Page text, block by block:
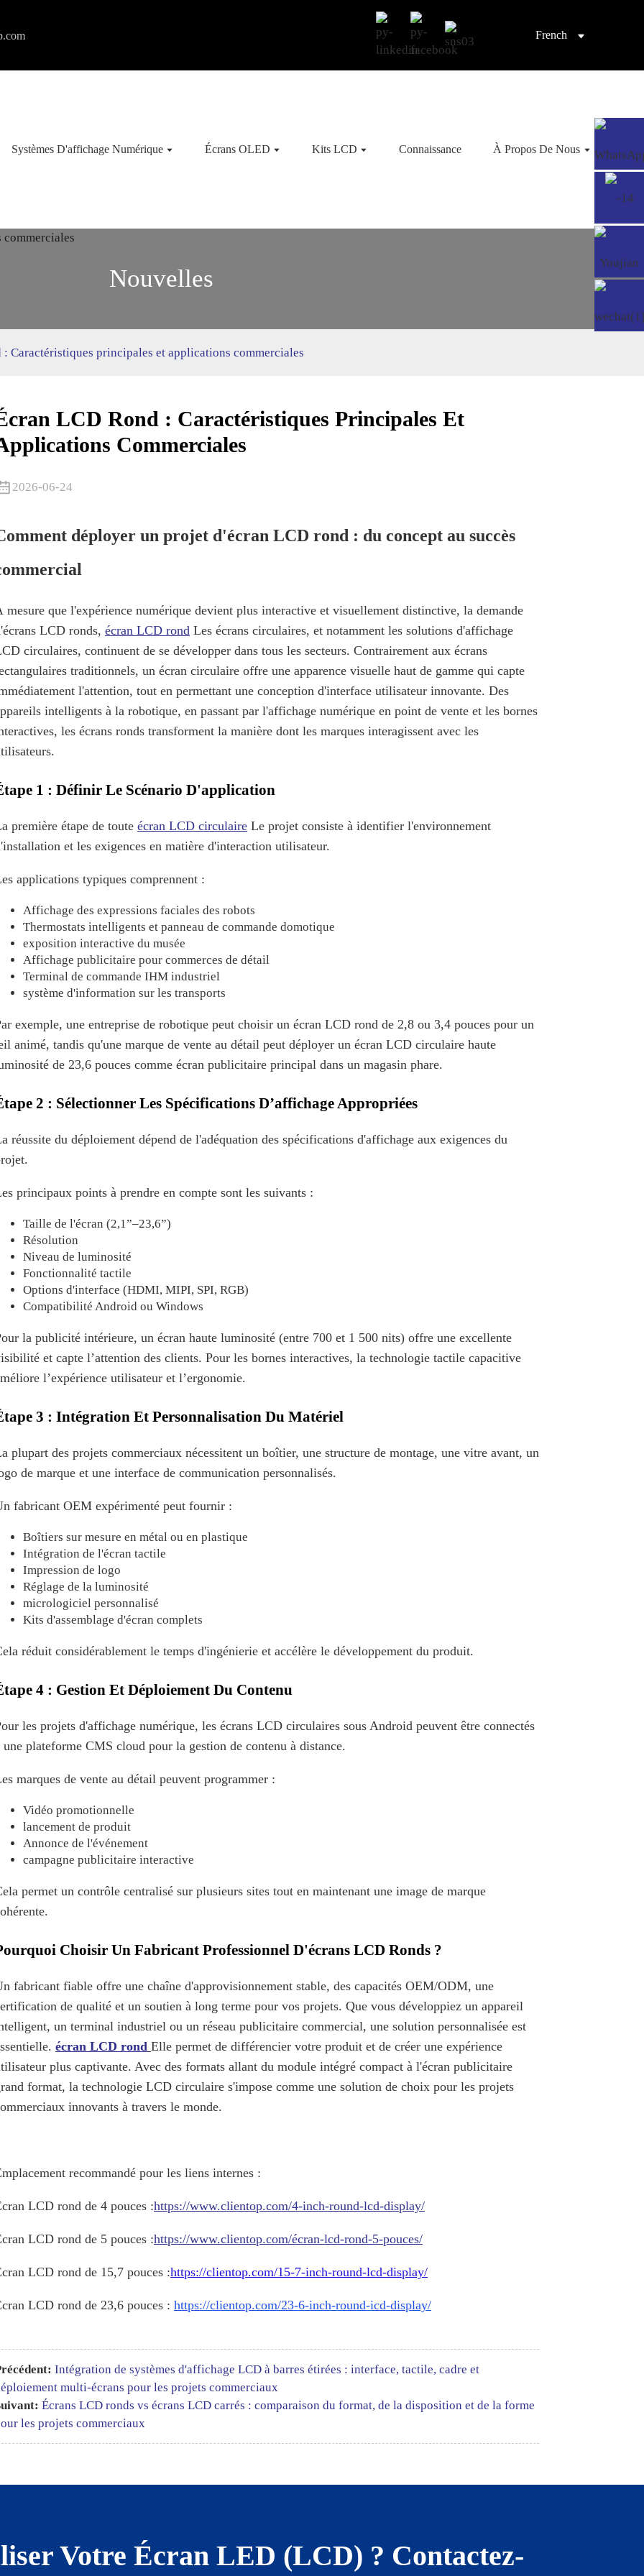
French
Systèmes D'affichage Numérique Écrans OLED Kits LCD Connaissance À Propos De Nous
Nouvelles
: Caractéristiques principales et applications commerciales
LCD Rond : Caractéristiques Principales Et
Commerciales
2026-06-24
déployer un projet d'écran LCD rond : du concept au succès
mesure que l'expérience numérique devient plus interactive et visuellement distinctive, la demande
LCD ronds, écran LCD rond Les écrans circulaires, et notamment les solutions d'affichage
circulaires, continuent de se développer dans tous les secteurs. Contrairement aux écrans
traditionnels, un écran circulaire offre une apparence visuelle haut de gamme qui capte
l'attention, tout en permettant une conception d'interface utilisateur innovante. Des
intelligents à la robotique, en passant par l'affichage numérique en point de vente et les bornes
les écrans ronds transforment la manière dont les marques interagissent avec les
1 : Définir Le Scénario D'application
première étape de toute écran LCD circulaire Le projet consiste à identifier l'environnement
et les exigences en matière d'interaction utilisateur.
applications typiques comprennent :
Affichage des expressions faciales des robots
Thermostats intelligents et panneau de commande domotique
exposition interactive du musée
Affichage publicitaire pour commerces de détail
Terminal de commande IHM industriel
système d'information sur les transports
exemple, une entreprise de robotique peut choisir un écran LCD rond de 2,8 ou 3,4 pouces pour un
animé, tandis qu'une marque de vente au détail peut déployer un écran LCD circulaire haute
de 23,6 pouces comme écran publicitaire principal dans un magasin phare.
2 : Sélectionner Les Spécifications D’affichage Appropriées
réussite du déploiement dépend de l'adéquation des spécifications d'affichage aux exigences du
principaux points à prendre en compte sont les suivants :
Taille de l'écran (2,1”–23,6”)
Résolution
Niveau de luminosité
Fonctionnalité tactile
Options d'interface (HDMI, MIPI, SPI, RGB)
Compatibilité Android ou Windows
la publicité intérieure, un écran haute luminosité (entre 700 et 1 500 nits) offre une excellente
et capte l’attention des clients. Pour les bornes interactives, la technologie tactile capacitive
l’expérience utilisateur et l’ergonomie.
3 : Intégration Et Personnalisation Du Matériel
plupart des projets commerciaux nécessitent un boîtier, une structure de montage, une vitre avant, un
de marque et une interface de communication personnalisés.
fabricant OEM expérimenté peut fournir :
Boîtiers sur mesure en métal ou en plastique
Intégration de l'écran tactile
Impression de logo
Réglage de la luminosité
micrologiciel personnalisé
Kits d'assemblage d'écran complets
réduit considérablement le temps d'ingénierie et accélère le développement du produit.
4 : Gestion Et Déploiement Du Contenu
les projets d'affichage numérique, les écrans LCD circulaires sous Android peuvent être connectés
une plateforme CMS cloud pour la gestion de contenu à distance.
marques de vente au détail peuvent programmer :
Vidéo promotionnelle
lancement de produit
Annonce de l'événement
campagne publicitaire interactive
permet un contrôle centralisé sur plusieurs sites tout en maintenant une image de marque
Choisir Un Fabricant Professionnel D'écrans LCD Ronds ?
fabricant fiable offre une chaîne d'approvisionnement stable, des capacités OEM/ODM, une
de qualité et un soutien à long terme pour vos projets. Que vous développiez un appareil
un terminal industriel ou un réseau publicitaire commercial, une solution personnalisée est
écran LCD rond Elle permet de différencier votre produit et de créer une expérience
plus captivante. Avec des formats allant du module intégré compact à l'écran publicitaire
format, la technologie LCD circulaire s'impose comme une solution de choix pour les projets
innovants à travers le monde.
recommandé pour les liens internes :
LCD rond de 4 pouces :https://www.clientop.com/4-inch-round-lcd-display/
LCD rond de 5 pouces :https://www.clientop.com/écran-lcd-rond-5-pouces/
LCD rond de 15,7 pouces :https://clientop.com/15-7-inch-round-lcd-display/
LCD rond de 23,6 pouces : https://clientop.com/23-6-inch-round-icd-display/
Intégration de systèmes d'affichage LCD à barres étirées : interface, tactile, cadre et
multi-écrans pour les projets commerciaux
Écrans LCD ronds vs écrans LCD carrés : comparaison du format, de la disposition et de la forme
les projets commerciaux
Votre Écran LED (LCD) ? Contactez-